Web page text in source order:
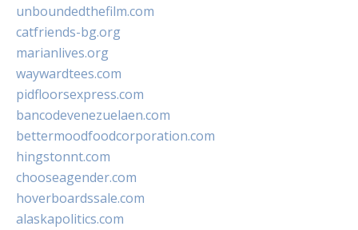
unboundedthefilm.com
catfriends-bg.org
marianlives.org
waywardtees.com
pidfloorsexpress.com
bancodevenezuelaen.com
bettermoodfoodcorporation.com
hingstonnt.com
chooseagender.com
hoverboardssale.com
alaskapolitics.com